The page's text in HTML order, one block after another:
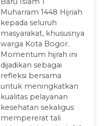
Muharram 1448 Hijriah
kepada seluruh
masyarakat, khususnya
warga Kota Bogor.
Momentum hijrah ini
dijadikan sebagai
refleksi bersama
untuk meningkatkan
kualitas pelayanan
kesehatan sekaligus
mempererat tali